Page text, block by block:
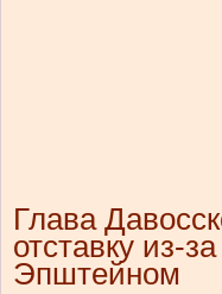
Глава
отставку из-
Эпштейном